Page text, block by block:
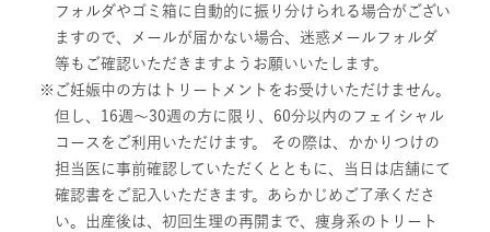
フォルダやゴミ箱に自動的に振り分けられる場合がござい
ますので、メールが届かない場合、迷惑メールフォルダ
等もご確認いただきますようお願いいたします。
ご妊娠中の方はトリートメントをお受けいただけません。
但し、16週～30週の方に限り、60分以内のフェイシャル
コースをご利用いただけます。
その際は、かかりつけの
担当医に事前確認していただくとともに、当日は店舗にて
確認書をご記入いただきます。あらかじめご了承くださ
い。出産後は、初回生理の再開まで、痩身系のトリート